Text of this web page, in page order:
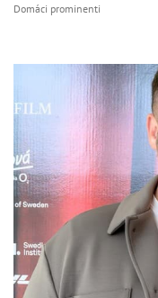
Domáci prominenti